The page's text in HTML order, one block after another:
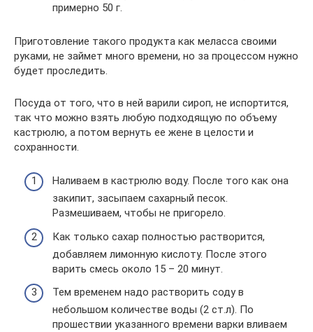
примерно 50 г.
Приготовление такого продукта как меласса своими
руками, не займет много времени, но за процессом нужно
будет проследить.
Посуда от того, что в ней варили сироп, не испортится,
так что можно взять любую подходящую по объему
кастрюлю, а потом вернуть ее жене в целости и
сохранности.
Наливаем в кастрюлю воду. После того как она
закипит, засыпаем сахарный песок.
Размешиваем, чтобы не пригорело.
Как только сахар полностью растворится,
добавляем лимонную кислоту. После этого
варить смесь около 15 – 20 минут.
Тем временем надо растворить соду в
небольшом количестве воды (2 ст.л). По
прошествии указанного времени варки вливаем